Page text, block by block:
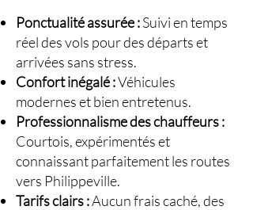
Ponctualité assurée :Suivi en temps
réel des vols pour des départs et
arrivées sans stress.
Confort inégalé :Véhicules
modernes et bien entretenus.
Professionnalisme des chauffeurs :
Courtois, expérimentés et
connaissant parfaitement les routes
vers Philippeville.
Tarifs clairs :Aucun frais caché, des